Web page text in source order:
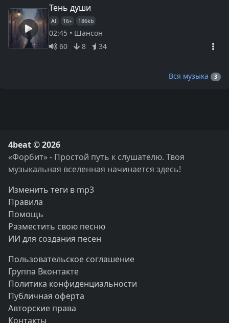
Тень души
AI 16+ 186kb
02:45 • Шансон
60
8 34
Вся музыка 3
4beat © 2026
«Форбит» - Простой путь к слушателю. Твоя
музыкальная вселенная начинается здесь!
Изменить теги в mp3
Правила
Помощь
Разместить свою песню
ИИ для создания песен
Пользовательское соглашение
Группа Вконтакте
Политика конфиденциальности
Публичная оферта
Авторские права
Контакты